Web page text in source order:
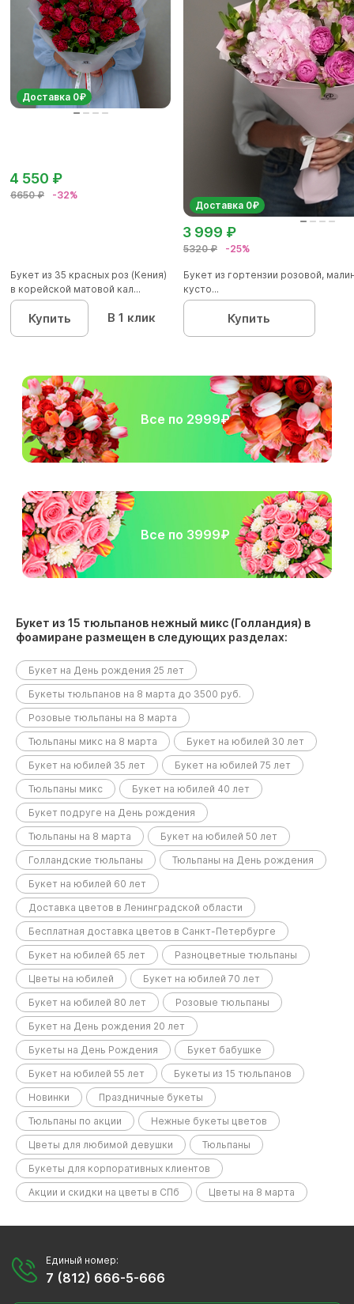
Доставка 0₽
6650 ₽ -32%
4 550 ₽
Букет из 35 красных роз (Кения)
в корейской матовой кал...
Купить В 1 клик
Доставка 0₽
5320 ₽ -25%
3 999 ₽
Букет из гортензии розовой,
кусто...
Купить
Все по 2999₽
Все по 3999₽
Букет из 15 тюльпанов нежный микс (Голландия) в
фоамиране размещен в следующих разделах:
Букет на День рождения 25 лет
Букеты тюльпанов на 8 марта до 3500 руб.
Розовые тюльпаны на 8 марта
Тюльпаны микс на 8 марта
Букет на юбилей 30 лет
Букет на юбилей 35 лет
Букет на юбилей 75 лет
Тюльпаны микс
Букет на юбилей 40 лет
Букет подруге на День рождения
Тюльпаны на 8 марта
Букет на юбилей 50 лет
Голландские тюльпаны
Тюльпаны на День рождения
Букет на юбилей 60 лет
Доставка цветов в Ленинградской области
Бесплатная доставка цветов в Санкт-Петербурге
Букет на юбилей 65 лет
Разноцветные тюльпаны
Цветы на юбилей
Букет на юбилей 70 лет
Букет на юбилей 80 лет
Розовые тюльпаны
Букет на День рождения 20 лет
Букеты на День Рождения
Букет бабушке
Букет на юбилей 55 лет
Букеты из 15 тюльпанов
Новинки
Праздничные букеты
Тюльпаны по акции
Нежные букеты цветов
Цветы для любимой девушки
Тюльпаны
Букеты для корпоративных клиентов
Акции и скидки на цветы в СПб
Цветы на 8 марта
Единый номер:
7 (812) 666-5-666